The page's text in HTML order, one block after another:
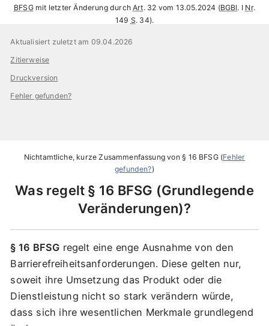
BFSGmit letzter Änderung durchArt. 32 vom 13.05.2024 (BGBl. I Nr.
149 S. 34).
Aktualisiert zuletzt am 09.04.2026
Zitierweise
Druckversion
Fehler gefunden?
Nichtamtliche, kurze Zusammenfassung von§ 16 BFSG (Fehler
gefunden?)
Was regelt § 16 BFSG
Grundlegende
Veränderungen ?
§ 16 BFSG regelt eine enge Ausnahme von den
Barrierefreiheitsanforderungen. Diese gelten nur,
soweit ihre Umsetzung das Produkt oder die
Dienstleistung nicht so stark verändern würde,
dass sich ihre wesentlichen Merkmale grundlegend